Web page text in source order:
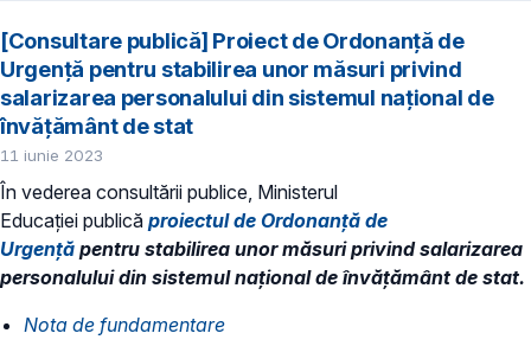
[Consultare publică] Proiect de Ordonanță de
Urgență pentru stabilirea unor măsuri privind
salarizarea personalului din sistemul național de
învățământ de stat
11 iunie 2023
În vederea consultării publice, Ministerul
Educaţiei publică proiectul de Ordonanță de
Urgență pentru stabilirea unor măsuri privind salarizarea
personalului din sistemul național de învățământ de stat.
Nota de fundamentare